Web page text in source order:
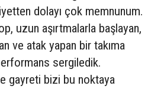
dolayı çok memnunum.
uzun aşırtmalarla başlayan,
ve atak yapan bir takıma
sergiledik.
gayreti bizi bu noktaya